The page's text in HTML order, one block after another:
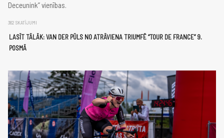
Deceunink” vienības.
362 SKATĪJUMI
LASĪT TĀLĀK: VAN DER PŪLS NO ATRĀVIENA TRIUMFĒ “TOUR DE FRANCE” 9.
POSMĀ